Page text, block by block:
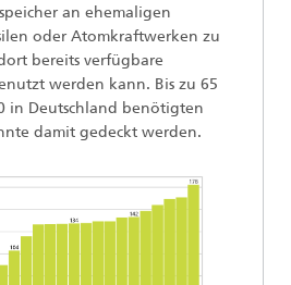
an ehemaligen
oder Atomkraftwerken zu
bereits verfügbare
werden kann. Bis zu 65
in Deutschland benötigten
damit gedeckt werden.